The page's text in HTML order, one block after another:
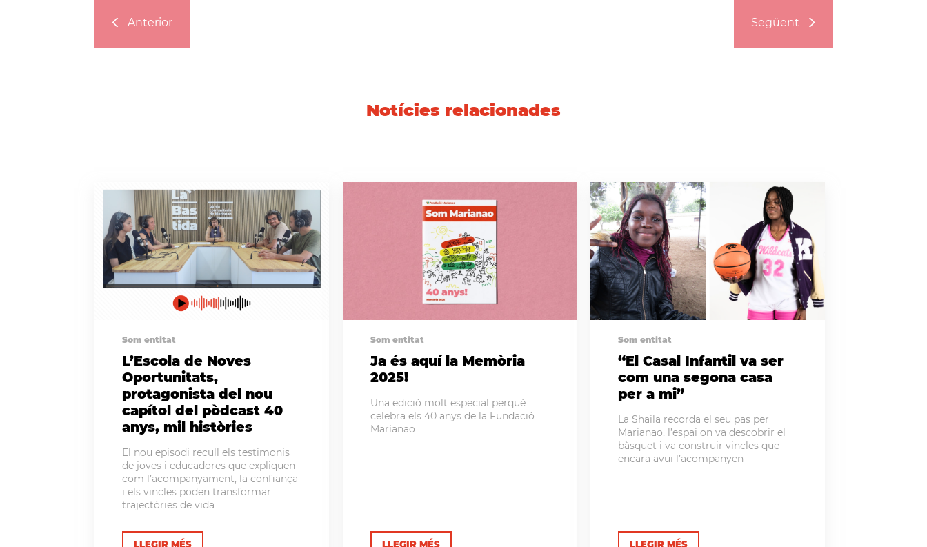
Anterior Següent
Notícies relacionades
Som entitat
L’Escola de Noves
Oportunitats,
protagonista del nou
capítol del pòdcast 40
anys, mil històries
El nou episodi recull els testimonis
de joves i educadores que expliquen
com l’acompanyament, la confiança
i els vincles poden transformar
trajectòries de vida
LLEGIR MÉS
Som entitat
Ja és aquí la Memòria
2025!
Una edició molt especial perquè
celebra els 40 anys de la Fundació
Marianao
LLEGIR MÉS
Som entitat
“El Casal Infantil va ser
com una segona casa
per a mi”
La Shaila recorda el seu pas per
Marianao, l’espai on va descobrir el
bàsquet i va construir vincles que
encara avui l’acompanyen
LLEGIR MÉS